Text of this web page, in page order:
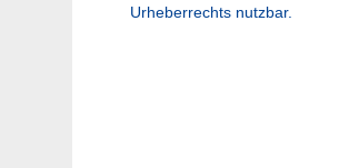
Urheberrechts nutzbar.